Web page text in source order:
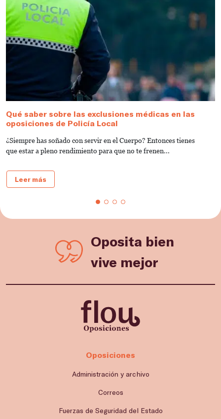
Qué saber sobre las exclusiones médicas en las
oposiciones de Policía Local
¿Siempre has soñado con servir en el Cuerpo? Entonces tienes
que estar a pleno rendimiento para que no te frenen...
Leer más
Oposita bien
vive mejor
Oposiciones
Administración y archivo
Correos
Fuerzas de Seguridad del Estado